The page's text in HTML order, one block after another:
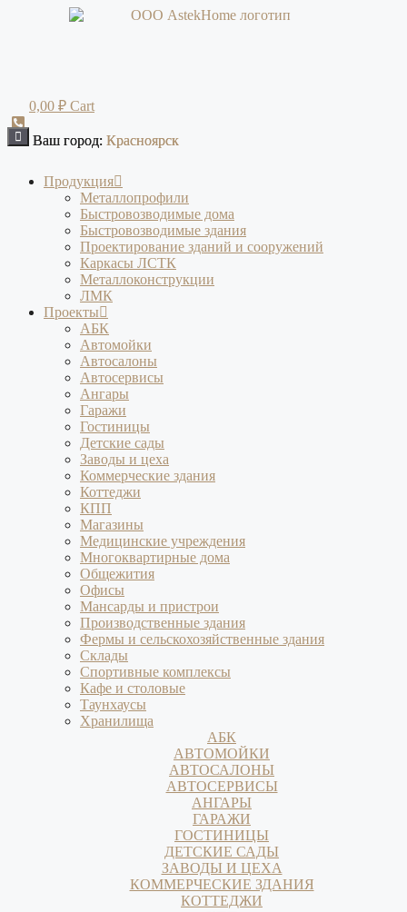
0,00 ₽ Cart
Продукция
Металлопрофили
Быстровозводимые дома
Быстровозводимые здания
Проектирование зданий и сооружений
Каркасы ЛСТК
Металлоконструкции
ЛМК
Проекты
АБК
Автомойки
Автосалоны
Автосервисы
Ангары
Гаражи
Гостиницы
Детские сады
Заводы и цеха
Коммерческие здания
Коттеджи
КПП
Магазины
Медицинские учреждения
Многоквартирные дома
Общежития
Офисы
Мансарды и пристрои
Производственные здания
Фермы и сельскохозяйственные здания
Склады
Спортивные комплексы
Кафе и столовые
Таунхаусы
Хранилища
АБК
АВТОМОЙКИ
АВТОСАЛОНЫ
АВТОСЕРВИСЫ
АНГАРЫ
ГАРАЖИ
ГОСТИНИЦЫ
ДЕТСКИЕ САДЫ
ЗАВОДЫ И ЦЕХА
КОММЕРЧЕСКИЕ ЗДАНИЯ
КОТТЕДЖИ
Ваш город: Красноярск
Ваш город: Красноярск